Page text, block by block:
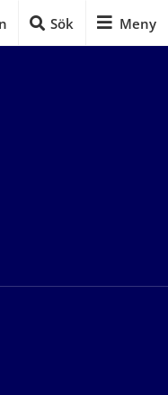
Sök Meny